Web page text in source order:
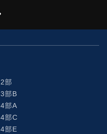
2部
3部B
4部A
4部C
4部E